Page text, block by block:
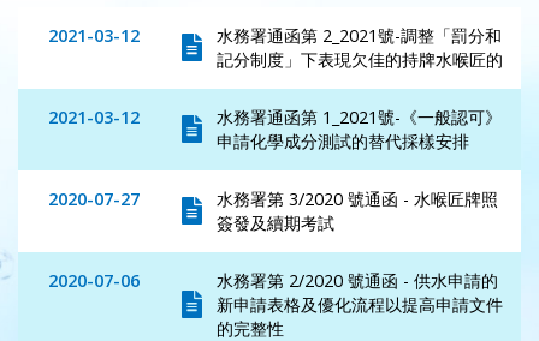
2021-03-12
水務署通函第 2_2021號-調整「罰分和
記分制度」下表現欠佳的持牌水喉匠的
2021-03-12
水務署通函第 1_2021號-《一般認可》
申請化學成分測試的替代採樣安排
2020-07-27
水務署第 3/2020 號通函 - 水喉匠牌照
簽發及續期考試
2020-07-06
水務署第 2/2020 號通函 - 供水申請的
新申請表格及優化流程以提高申請文件
的完整性